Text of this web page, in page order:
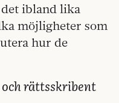
ibland lika
möjligheter som
hur de
rättsskribent